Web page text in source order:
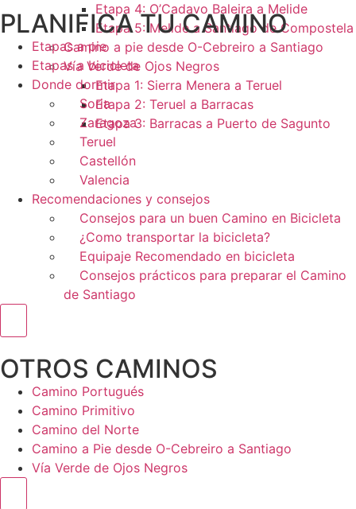
Etapa 4: O’Cadavo Baleira a Melide
Etapa 5: Melide a Santiago de Compostela
Camino a pie desde O-Cebreiro a Santiago
Vía Verde de Ojos Negros
Etapa 1: Sierra Menera a Teruel
Etapa 2: Teruel a Barracas
Etapa 3: Barracas a Puerto de Sagunto
PLANIFICA TU CAMINO
Etapas a pie
Etapas a bicicleta
Donde dormir
Soria
Zaragoza
Teruel
Castellón
Valencia
Recomendaciones y consejos
Consejos para un buen Camino en Bicicleta
¿Como transportar la bicicleta?
Equipaje Recomendado en bicicleta
Consejos prácticos para preparar el Camino
de Santiago
OTROS CAMINOS
Camino Portugués
Camino Primitivo
Camino del Norte
Camino a Pie desde O-Cebreiro a Santiago
Vía Verde de Ojos Negros